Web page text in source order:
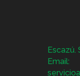
Escazú.
Email: